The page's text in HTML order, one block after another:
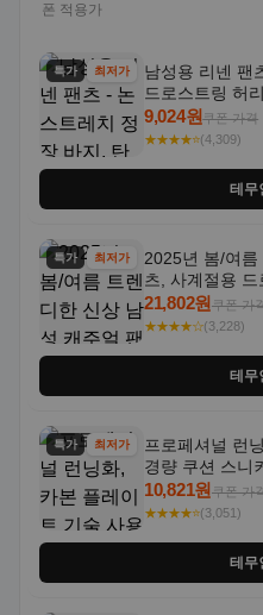
폰 적용가
특가 최저가
남성용 리넨 팬
드로스트링 허
트라우저 - 세탁
상
9,024원쿠폰 가격
★★★★⭐(4,309)
테무
특가 최저가
2025년 봄/여름
츠, 사계절용 드
국 스타일, 활용
목 바지
21,802원쿠폰 가
★★★★☆(3,228)
테무
특가 최저가
프로페셔널 런
경량 쿠션 스니
통기성 화이트-
닝 - 남성용, 여
10,821원쿠폰 가
★★★★⭐(3,051)
테무